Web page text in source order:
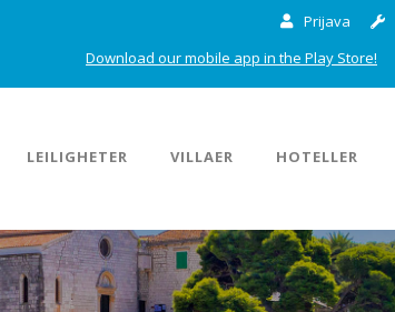
Prijava
Download our mobile app in the Play Store!
LEILIGHETER VILLAER HOTELLER